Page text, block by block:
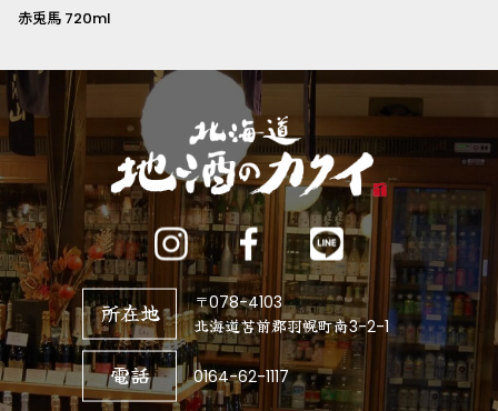
赤兎馬 720ml
所在地
〒078-4103
北海道苫前郡羽幌町南3-2-1
電話 0164-62-1117